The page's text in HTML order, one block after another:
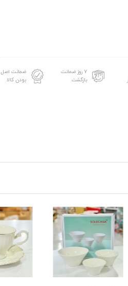
۷ روز ضمانت
بازگشت
ضمانت اصل
بودن کالا